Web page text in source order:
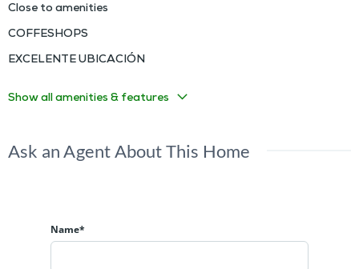
Close to amenities
COFFESHOPS
EXCELENTE UBICACIÓN
Show all amenities & features
Ask an Agent About This Home
Name*